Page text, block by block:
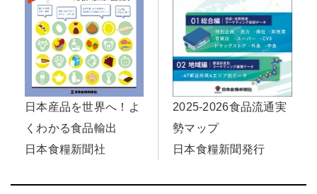
日本産品を世界へ！よ
くわかる食品輸出
日本食糧新聞社
2025-2026食品流通実
勢マップ
日本食糧新聞発行